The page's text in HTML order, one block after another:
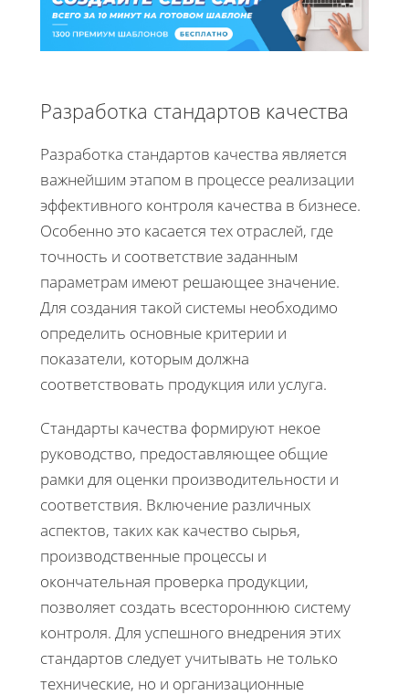
Разработка стандартов качества
Разработка стандартов качества является
важнейшим этапом в процессе реализации
эффективного контроля качества в бизнесе.
Особенно это касается тех отраслей, где
точность и соответствие заданным
параметрам имеют решающее значение.
Для создания такой системы необходимо
определить основные критерии и
показатели, которым должна
соответствовать продукция или услуга.
Стандарты качества формируют некое
руководство, предоставляющее общие
рамки для оценки производительности и
соответствия. Включение различных
аспектов, таких как качество сырья,
производственные процессы и
окончательная проверка продукции,
позволяет создать всестороннюю систему
контроля. Для успешного внедрения этих
стандартов следует учитывать не только
технические, но и организационные